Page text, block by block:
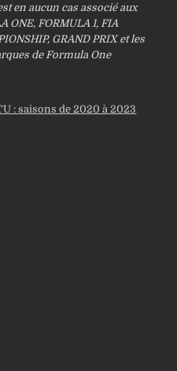
en aucun cas associé aux
ONE, FORMULA 1, FIA
GRAND PRIX et les
de Formula One
: saisons de 2020 à 2023